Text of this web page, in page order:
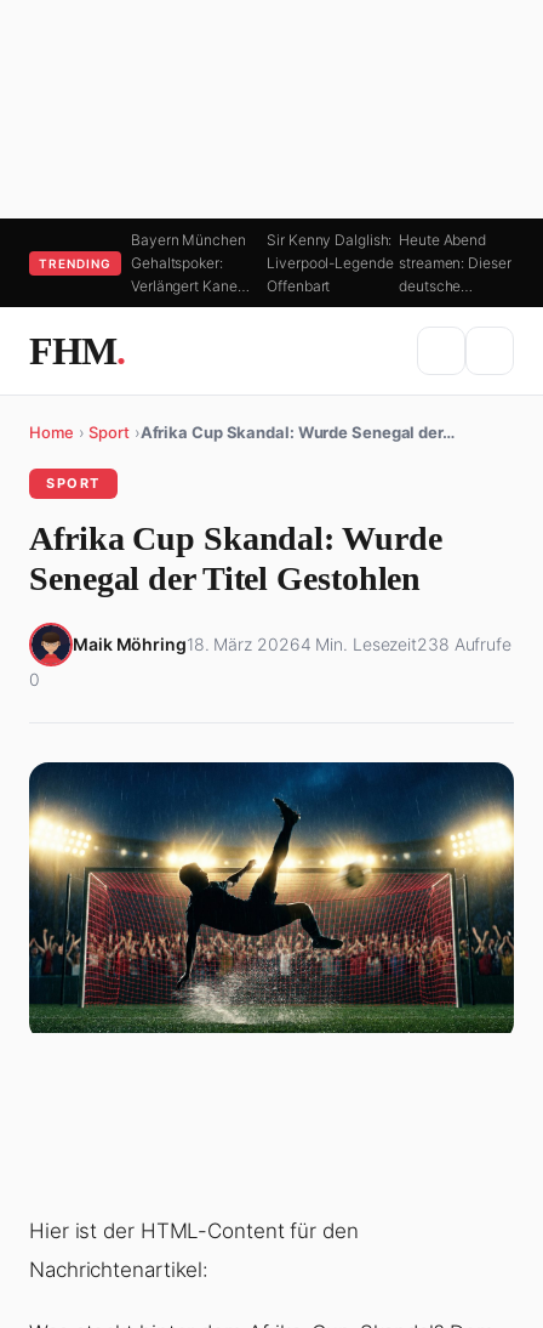
TRENDING
Bayern München
Gehaltspoker:
Verlängert Kane…
Sir Kenny Dalglish:
Liverpool-Legende
Offenbart
Heute Abend
streamen: Dieser
deutsche…
FHM.
Home › Sport ›Afrika Cup Skandal: Wurde Senegal der…
SPORT
Afrika Cup Skandal: Wurde
Senegal der Titel Gestohlen
Maik Möhring18. März 20264 Min. Lesezeit238 Aufrufe
0
Hier ist der HTML-Content für den
Nachrichtenartikel: